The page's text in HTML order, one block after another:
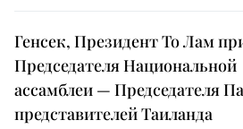
Генсек, Президент То Лам
Председателя Национальной
ассамблеи — Председателя
представителей Таиланда